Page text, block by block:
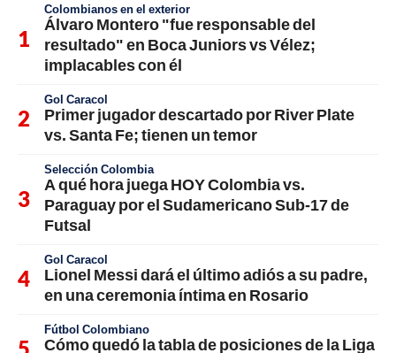
Colombianos en el exterior
Álvaro Montero "fue responsable del
resultado" en Boca Juniors vs Vélez;
implacables con él
Gol Caracol
Primer jugador descartado por River Plate
vs. Santa Fe; tienen un temor
Selección Colombia
A qué hora juega HOY Colombia vs.
Paraguay por el Sudamericano Sub-17 de
Futsal
Gol Caracol
Lionel Messi dará el último adiós a su padre,
en una ceremonia íntima en Rosario
Fútbol Colombiano
Cómo quedó la tabla de posiciones de la Liga